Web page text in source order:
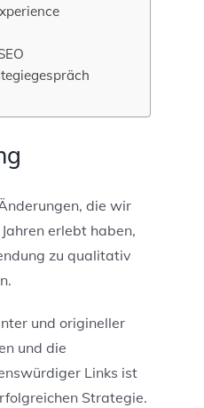
die wir
erlebt haben,
zu qualitativ
und origineller
und die
Links ist
Strategie.